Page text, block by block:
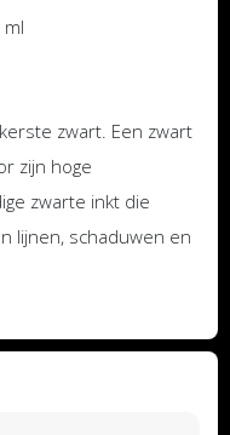
ml
zwart. Een zwart
zijn hoge
zwarte inkt die
lijnen, schaduwen en